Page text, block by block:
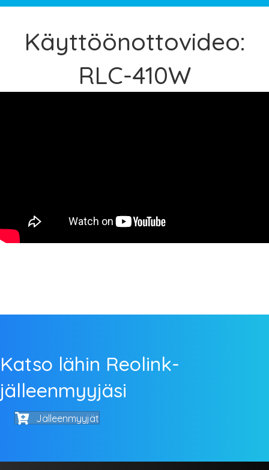
Käyttöönottovideo:
RLC-410W
Katso lähin Reolink-
jälleenmyyjäsi
Jälleenmyyjät